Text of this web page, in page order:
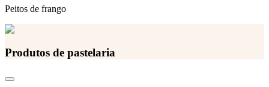
Peitos de frango
Produtos de pastelaria